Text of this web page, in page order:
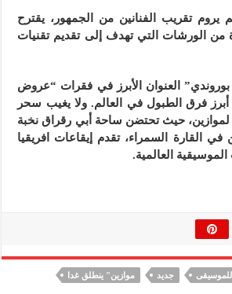
يروم تقريب الفنانين من الجمهور، يقترح
من الورشات التي تهدف إلى تقديم تقنيات
العنوان الأبرز في فقرات “عروض
أبرز فرق الطبول في العالم. ولا يغيب سحر
افريقيا عن الدورة 13 لموازين، حيث تحتضن ساحة أبي رقراق نخبة
القارة السمراء، تقدم إيقاعات افريقيا
العالمية.
للموسيقى جديد موازين" ينطلق غدا